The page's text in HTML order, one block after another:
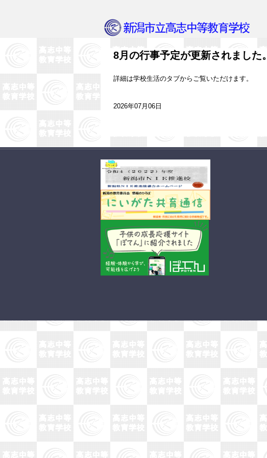
8月の行事予定が更新されました。
詳細は学校生活のタブからご覧いただけます。
2026年07月06日